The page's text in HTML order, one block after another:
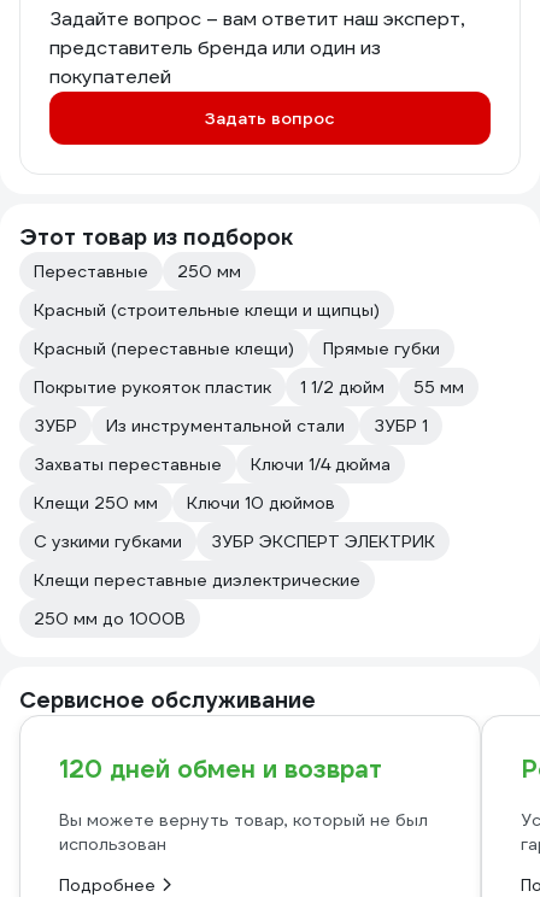
Задайте вопрос – вам ответит наш эксперт,
представитель бренда или один из
покупателей
Задать вопрос
Этот товар из подборок
Переставные
250 мм
Красный (строительные клещи и щипцы)
Красный (переставные клещи)
Прямые губки
Покрытие рукояток пластик
1 1/2 дюйм
55 мм
ЗУБР
Из инструментальной стали
ЗУБР 1
Захваты переставные
Ключи 1/4 дюйма
Клещи 250 мм
Ключи 10 дюймов
С узкими губками
ЗУБР ЭКСПЕРТ ЭЛЕКТРИК
Клещи переставные диэлектрические
250 мм до 1000В
Сервисное обслуживание
120 дней обмен и возврат
Вы можете вернуть товар, который не был
использован
Подробнее